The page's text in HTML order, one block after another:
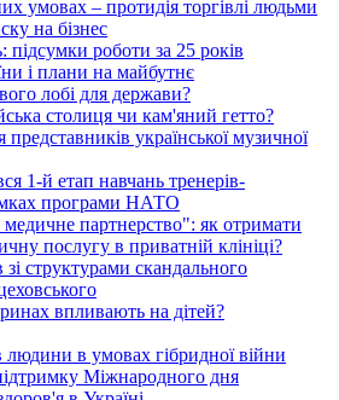
умовах – протидія торгівлі людьми
на бізнес
підсумки роботи за 25 років
і плани на майбутнє
лобі для держави?
столиця чи кам'яний гетто?
української музичної
1-й етап навчань тренерів-
програми НАТО
партнерство": як отримати
послугу в приватній клініці?
структурами скандального
впливають на дітей?
в умовах гібридної війни
Міжнародного дня